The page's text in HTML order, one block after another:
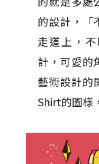
的設計，「
走道上，
計，可愛的
藝術設計的
Shirt的圖樣